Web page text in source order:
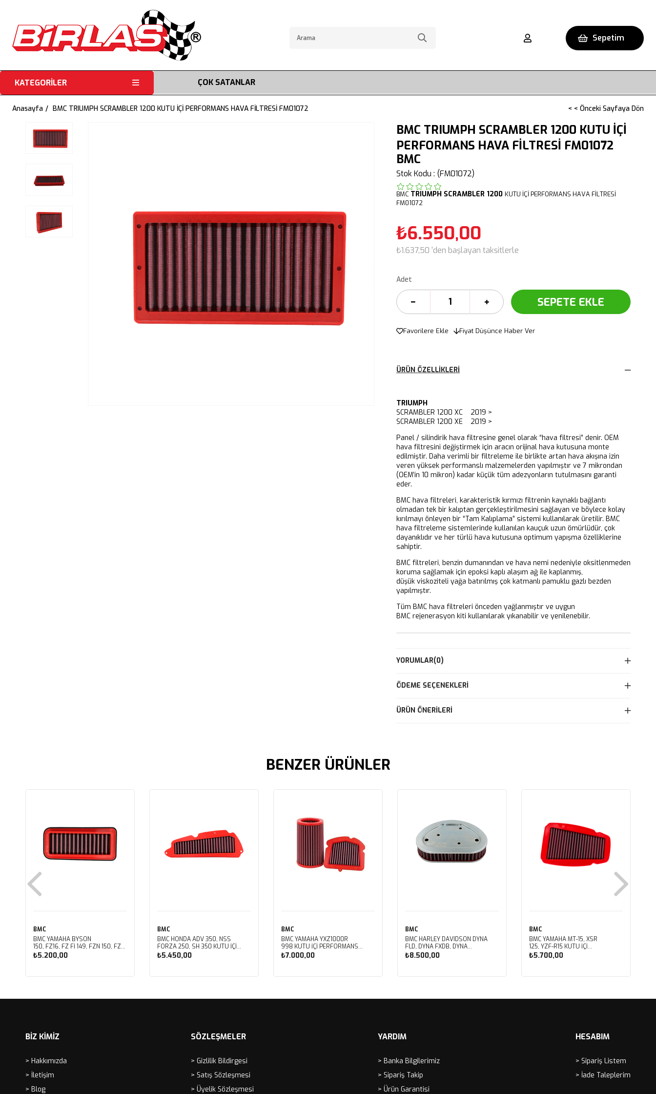
Sepetim
KATEGORİLER ÇOK SATANLAR
Anasayfa BMC TRIUMPH SCRAMBLER 1200 KUTU İÇİ PERFORMANS HAVA FİLTRESİ FM01072 < < Önceki Sayfaya Dön
BMC TRIUMPH SCRAMBLER 1200 KUTU İÇİ
PERFORMANS HAVA FİLTRESİ FM01072
BMC
Stok Kodu (FM01072)
BMC TRIUMPH SCRAMBLER 1200 KUTU İÇİ PERFORMANS HAVA FİLTRESİ
FM01072
₺6.550,00
₺1.637,50 'den başlayan taksitlerle
Adet
Favorilere Ekle Fiyat Düşünce Haber Ver
ÜRÜN ÖZELLIKLERI
TRIUMPH
SCRAMBLER 1200 XC 2019 >
SCRAMBLER 1200 XE 2019 >
Panel / silindirik hava filtresine genel olarak “hava filtresi” denir. OEM
hava filtresini değiştirmek için aracın orijinal hava kutusuna monte
edilmiştir. Daha verimli bir filtreleme ile birlikte artan hava akışına izin
veren yüksek performanslı malzemelerden yapılmıştır ve 7 mikrondan
(OEM’in 10 mikron) kadar küçük tüm adezyonların tutulmasını garanti
eder.
BMC hava filtreleri, karakteristik kırmızı filtrenin kaynaklı bağlantı
olmadan tek bir kalıptan gerçekleştirilmesini sağlayan ve böylece kolay
kırılmayı önleyen bir “Tam Kalıplama” sistemi kullanılarak üretilir. BMC
hava filtreleme sistemlerinde kullanılan kauçuk uzun ömürlüdür, çok
dayanıklıdır ve her türlü hava kutusuna optimum yapışma özelliklerine
sahiptir.
BMC filtreleri, benzin dumanından ve hava nemi nedeniyle oksitlenmeden
koruma sağlamak için epoksi kaplı alaşım ağ ile kaplanmış,
düşük viskoziteli yağa batırılmış çok katmanlı pamuklu gazlı bezden
yapılmıştır.
Tüm BMC hava filtreleri önceden yağlanmıştır ve uygun
BMC rejenerasyon kiti kullanılarak yıkanabilir ve yenilenebilir.
YORUMLAR(0)
ÖDEME SEÇENEKLERI
ÜRÜN ÖNERILERI
BENZER ÜRÜNLER
BMC
BMC YAMAHA BYSON
150, FZ16, FZ FI 149, FZN 150, FZS
FI V3 KUTU İÇİ PERFORMANS
HAVA FİLTRESİ FM01147
₺5.200,00
BMC
BMC HONDA ADV 350, NSS
FORZA 250, SH 350 KUTU İÇİ
PERFORMANS HAVA FİLTRESİ
₺5.450,00
BMC
BMC YAMAHA YXZ1000R
998 KUTU İÇİ PERFORMANS
HAVA FİLTRESİ FM01128
₺7.000,00
BMC
BMC HARLEY DAVIDSON DYNA
FLD, DYNA FXDB, DYNA
FXDBB, DYNA FXDC, DYNA
FXDF, DYNA FXDWG KUTU İÇİ
FM01123
₺8.500,00
BMC
BMC YAMAHA MT-15, XSR
125, YZF-R15 KUTU İÇİ
PERFORMANS HAVA FİLTRESİ
FM01057
₺5.700,00
BİZ KİMİZ
> Hakkımızda
> İletişim
> Blog
SÖZLEŞMELER
> Gizlilik Bildirgesi
> Satış Sözleşmesi
> Üyelik Sözleşmesi
YARDIM
> Banka Bilgilerimiz
> Sipariş Takip
> Ürün Garantisi
HESABIM
> Sipariş Listem
> İade Taleplerim